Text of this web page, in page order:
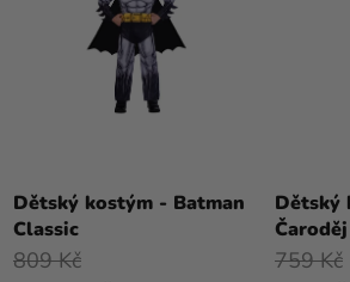
Dětský kostým - Batman
Classic
809 Kč
Dětský
759 Kč